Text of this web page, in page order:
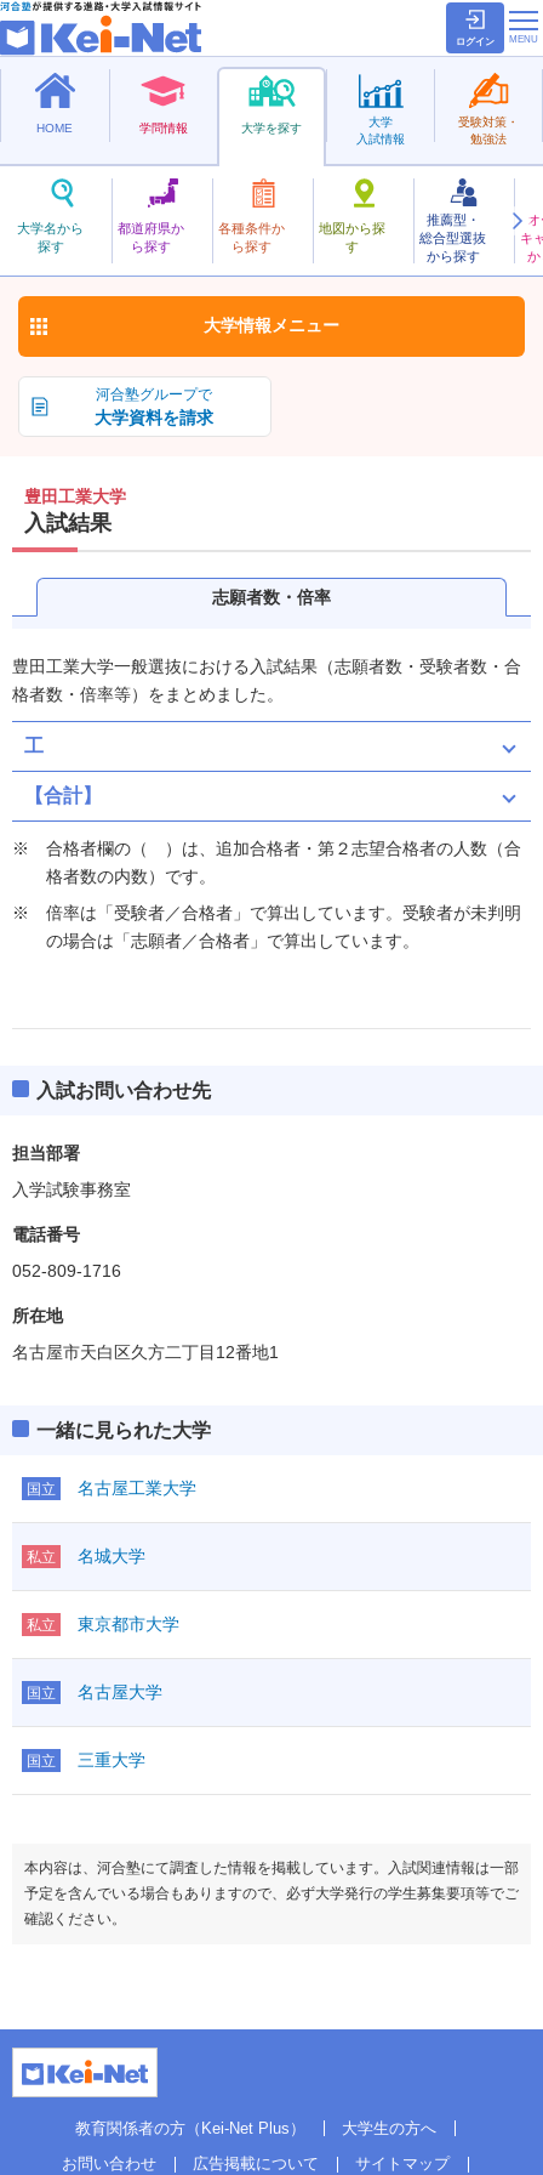
ログイン
HOME 学問情報 大学を探す
大学名から
探す
都道府県か
ら探す
各種条件か
ら探す
地図から探
す
推薦型・
総合型選抜
から探す
キ
か
大学
入試情報
受験対策・
勉強法
私立
とよたこうぎょう
豊田工業大学 お気に入り
河合塾グループで
大学資料を請求
大学情報 メニュー
豊田工業大学
入試結果
志願者数・倍率
豊田工業大学一般選抜における入試結果（志願者数・受験者数・合
格者数・倍率等）をまとめました。
工
【合計】
合格者欄の（ ）は、追加合格者・第２志望合格者の人数（合
格者数の内数）です。
倍率は「受験者／合格者」で算出しています。受験者が未判明
の場合は「志願者／合格者」で算出しています。
入試お問い合わせ先
担当部署
入学試験事務室
電話番号
052-809-1716
所在地
名古屋市天白区久方二丁目12番地1
一緒に見られた大学
国立 名古屋工業大学
私立 名城大学
私立 東京都市大学
国立 名古屋大学
国立 三重大学
本内容は、河合塾にて調査した情報を掲載しています。入試関連情報は一部
予定を含んでいる場合もありますので、必ず大学発行の学生募集要項等でご
確認ください。
教育関係者の方（Kei-Net Plus）
大学生の方へ
お問い合わせ
広告掲載について サイトマップ